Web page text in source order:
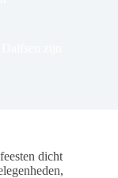
dicht